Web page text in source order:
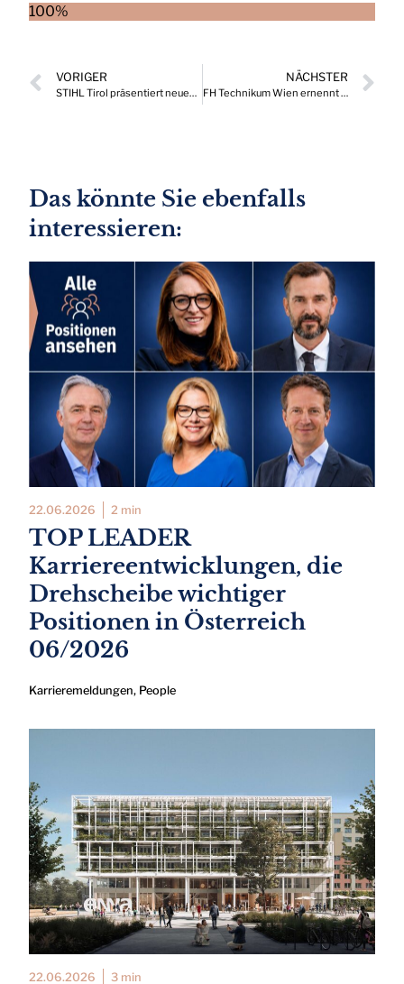
100%
VORIGER
STIHL Tirol präsentiert neuen Geschäftsführer
NÄCHSTER
FH Technikum Wien ernennt neuen kaufmännischen Geschäftsführer
Das könnte Sie ebenfalls
interessieren:
22.06.2026 2 min
TOP LEADER
Karriereentwicklungen, die
Drehscheibe wichtiger
Positionen in Österreich
06/2026
Karrieremeldungen, People
22.06.2026 3 min